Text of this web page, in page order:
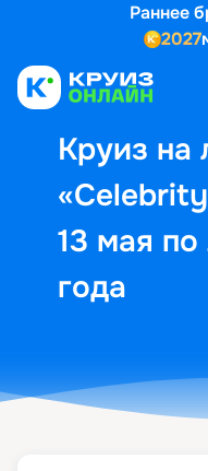
Раннее
2027
Круиз на
13 мая
года